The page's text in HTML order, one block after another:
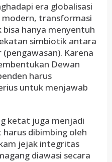
era globalisasi
modern, transformasi
hanya menyentuh
simbiotik antara
Karena
Dewan
harus
untuk menjawab
ketat juga menjadi
dibimbing oleh
jejak integritas
diawasi secara